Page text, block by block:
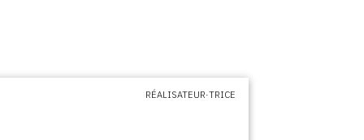
RÉALISATEUR·TRICE